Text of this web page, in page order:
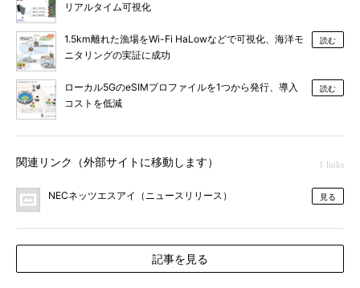
リアルタイム可視化
1.5km離れた漁場をWi-Fi HaLowなどで可視化、海洋モ
ニタリングの実証に成功
読む
ローカル5GのeSIMプロファイルを1つから発行、導入
コストを低減
読む
関連リンク（外部サイトに移動します） 1 links
NECネッツエスアイ（ニュースリリース） 見る
記事を見る